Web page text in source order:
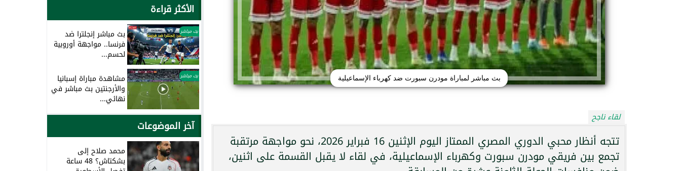
بث مباشر لمباراة مودرن سبورت ضد كهرباء الإسماعيلية
لقاء ناجح
تتجه أنظار محبي الدوري المصري الممتاز اليوم الإثنين 16 فبراير 2026، نحو مواجهة مرتقبة
تجمع بين فريقي مودرن سبورت وكهرباء الإسماعيلية، في لقاء لا يقبل القسمة على اثنين،
الأكثر قراءة
بث مباشر بث مباشر إنجلترا ضد
فرنسا.. مواجهة أوروبية
لحسم...
بث مباشر مشاهدة مباراة إسبانيا
والأرجنتين بث مباشر في
نهائي...
آخر الموضوعات
محمد صلاح إلى
بشكتاش؟ 48 ساعة